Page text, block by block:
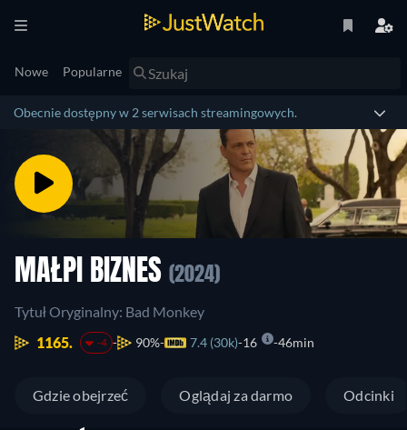
Nowe Popularne
Obecnie dostępny w 2 serwisach streamingowych.
MAŁPI BIZNES (2024)
Tytuł Oryginalny: Bad Monkey
1165.
-4 90% 7.4 (30k) 16 46min
Gdzie obejrzeć Oglądaj za darmo Odcinki